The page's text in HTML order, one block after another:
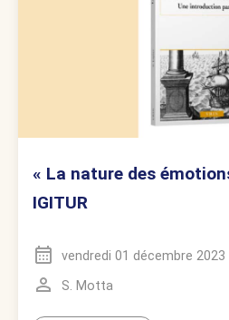
« La nature des
IGITUR
vendredi 01 décembre 2023
S. Motta